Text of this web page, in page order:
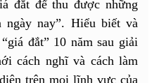
đắt để thu được những
nay”. Hiểu biết và
đắt” 10 năm sau giải
cách nghĩ và cách làm
trên mọi lĩnh vực của